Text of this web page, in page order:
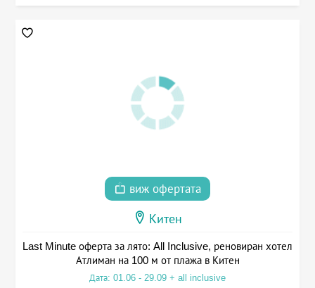
виж офертата
Китен
Last Minute оферта за лято: All Inclusive, реновиран хотел
Атлиман на 100 м от плажа в Китен
Дата: 01.06 - 29.09 + all inclusive